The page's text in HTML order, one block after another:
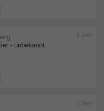
- unbekannt
1 Jahr
1 Jahr